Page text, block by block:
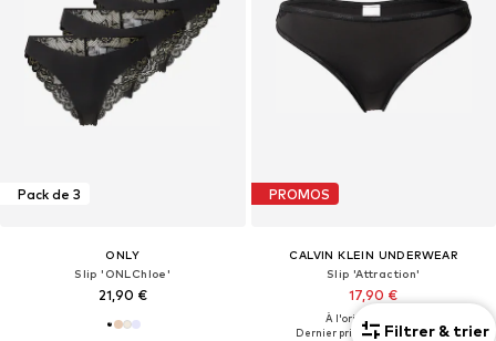
Pack de 3
ONLY
Slip 'ONLChloe'
21,90 €
PROMOS
CALVIN KLEIN UNDERWEAR
Slip 'Attraction'
17,90 €
À l'origine : 22,90 €
Dernier prix le plus bas :17,90 €
Filtrer & trier